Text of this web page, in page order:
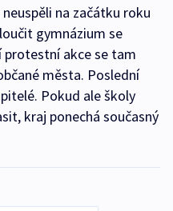
na začátku roku
gymnázium se
protestní akce se tam
města. Poslední
Pokud ale školy
kraj ponechá současný